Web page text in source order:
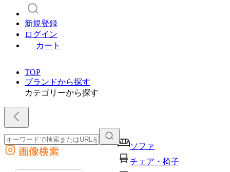
新規登録
ログイン
カート
TOP
ブランドから探す
カテゴリーから探す
ソファ
チェア・椅子
外部サイトの商品をカートに追加
他のサイトで見つけた商品ページのURLを貼り付けて、カートに追加できます
画像検索